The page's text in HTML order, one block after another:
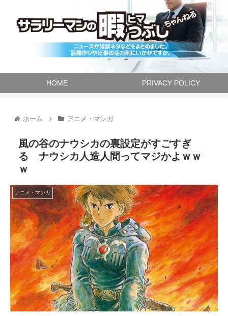
HOME PRIVACY POLICY
ホーム アニメ・マンガ
風の谷のナウシカの裏設定がすごすぎ
る ナウシカ人造人間ってマジかよｗｗ
ｗ
アニメ・マンガ